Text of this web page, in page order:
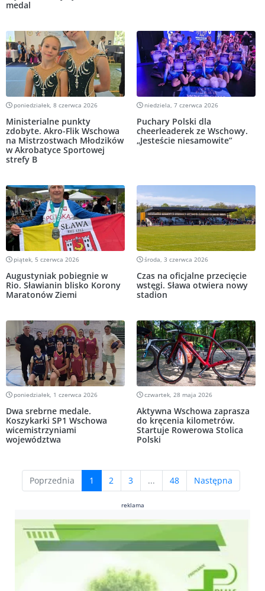
medal
poniedziałek, 8 czerwca 2026
Ministerialne punkty
zdobyte. Akro-Flik Wschowa
na Mistrzostwach Młodzików
w Akrobatyce Sportowej
strefy B
niedziela, 7 czerwca 2026
Puchary Polski dla
cheerleaderek ze Wschowy.
„Jesteście niesamowite”
piątek, 5 czerwca 2026
Augustyniak pobiegnie w
Rio. Sławianin blisko Korony
Maratonów Ziemi
środa, 3 czerwca 2026
Czas na oficjalne przecięcie
wstęgi. Sława otwiera nowy
stadion
poniedziałek, 1 czerwca 2026
Dwa srebrne medale.
Koszykarki SP1 Wschowa
wicemistrzyniami
województwa
czwartek, 28 maja 2026
Aktywna Wschowa zaprasza
do kręcenia kilometrów.
Startuje Rowerowa Stolica
Polski
Poprzednia 1 (current)
2 3 ... 48 Następna
reklama